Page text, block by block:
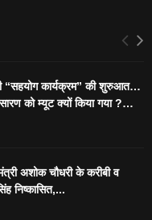
“सहयोग कार्यक्रम” की शुरुआत…
को म्यूट क्यों किया गया ?…
अशोक चौधरी के करीबी व
निष्कासित,...